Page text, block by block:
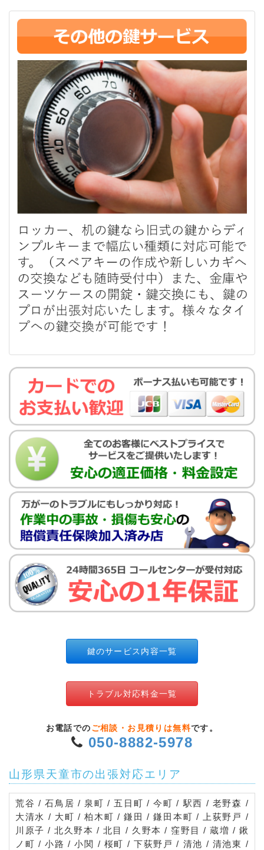
鍵のサービス内容一覧
トラブル対応料金一覧
お電話での ご相談・お見積りは無料です。
050-8882-5978
山形県天童市の出張対応エリア
荒谷 / 石鳥居 / 泉町 / 五日町 / 今町 / 駅西 / 老野森 /
大清水 / 大町 / 柏木町 / 鎌田 / 鎌田本町 / 上荻野戸 /
川原子 / 北久野本 / 北目 / 久野本 / 窪野目 / 蔵増 / 鍬
ノ町 / 小路 / 小関 / 桜町 / 下荻野戸 / 清池 / 清池東 /